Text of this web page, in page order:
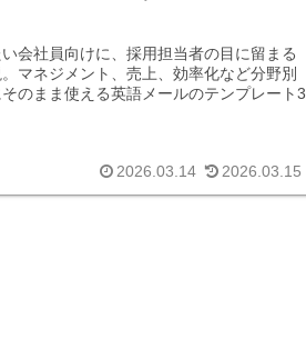
会社員向けに、採用担当者の目に留まる
マネジメント、売上、効率化など分野別
のまま使える英語メールのテンプレート3
2026.03.14 2026.03.15